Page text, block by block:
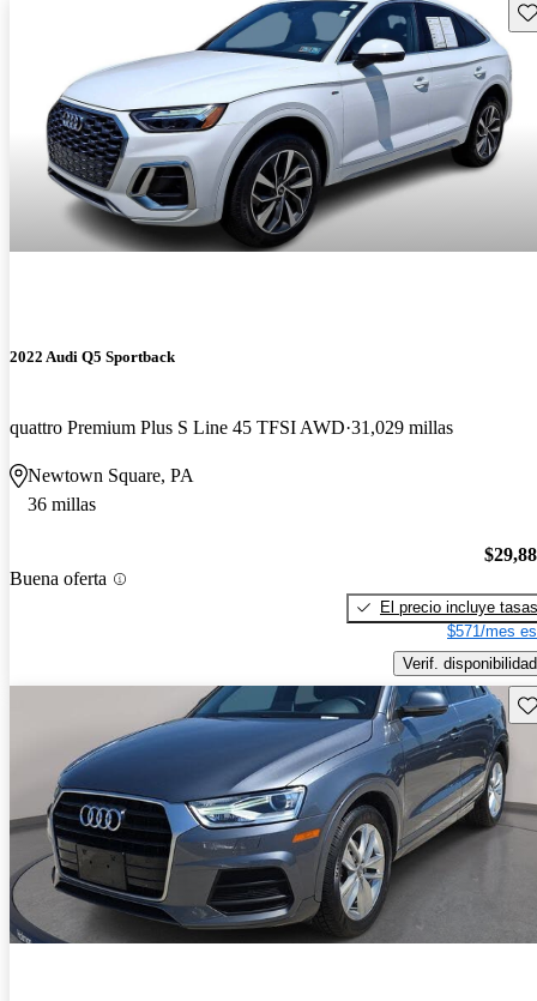
2022 Audi Q5 Sportback
quattro Premium Plus S Line 45 TFSI AWD 31,029 millas
Newtown Square, PA
36 millas
Buena oferta
El precio incluye tasas
$571/mes
Verif. disponibilidad